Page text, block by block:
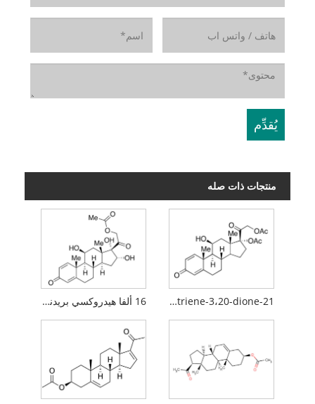
منتجات ذات صله
16 ألفا هيدروكسي بريدنيزولون 21-acetoxy-11Î²-hydroxypregna-1،4،16-triene-3،20-dione